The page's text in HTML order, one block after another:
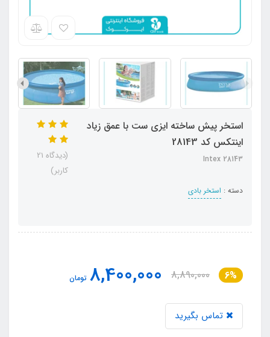
استخر پیش ساخته ایزی ست با عمق زیاد
اینتکس کد 28143
Intex 28143
دسته : استخر بادی
(دیدگاه 21
کاربر)
6%
8,890,000
8,400,000 تومان
تماس بگیرید